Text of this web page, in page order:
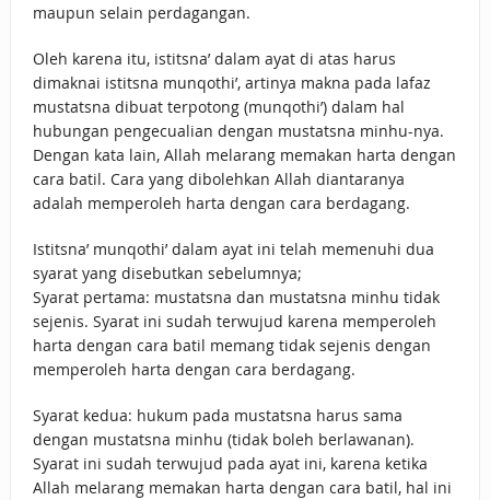
maupun selain perdagangan.
Oleh karena itu, istitsna’ dalam ayat di atas harus
dimaknai istitsna munqothi’, artinya makna pada lafaz
mustatsna dibuat terpotong (munqothi’) dalam hal
hubungan pengecualian dengan mustatsna minhu-nya.
Dengan kata lain, Allah melarang memakan harta dengan
cara batil. Cara yang dibolehkan Allah diantaranya
adalah memperoleh harta dengan cara berdagang.
Istitsna’ munqothi’ dalam ayat ini telah memenuhi dua
syarat yang disebutkan sebelumnya;
Syarat pertama: mustatsna dan mustatsna minhu tidak
sejenis. Syarat ini sudah terwujud karena memperoleh
harta dengan cara batil memang tidak sejenis dengan
memperoleh harta dengan cara berdagang.
Syarat kedua: hukum pada mustatsna harus sama
dengan mustatsna minhu (tidak boleh berlawanan).
Syarat ini sudah terwujud pada ayat ini, karena ketika
Allah melarang memakan harta dengan cara batil, hal ini